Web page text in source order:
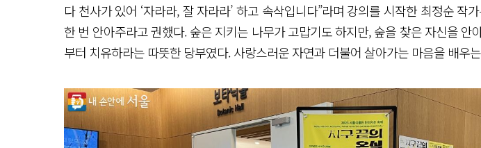
다 천사가 있어 ‘자라라, 잘 자라라’ 하고 속삭입니다”라며 강의를 시작한 최정순 작
한 번 안아주라고 권했다. 숲은 지키는 나무가 고맙기도 하지만, 숲을 찾은 자신을 안
부터 치유하라는 따뜻한 당부였다. 사랑스러운 자연과 더불어 살아가는 마음을 배우